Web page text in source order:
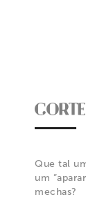
Que tal
um
mechas?